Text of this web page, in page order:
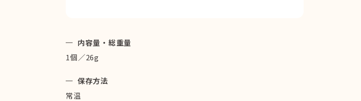
内容量・総重量
1個／26g
保存方法
常温